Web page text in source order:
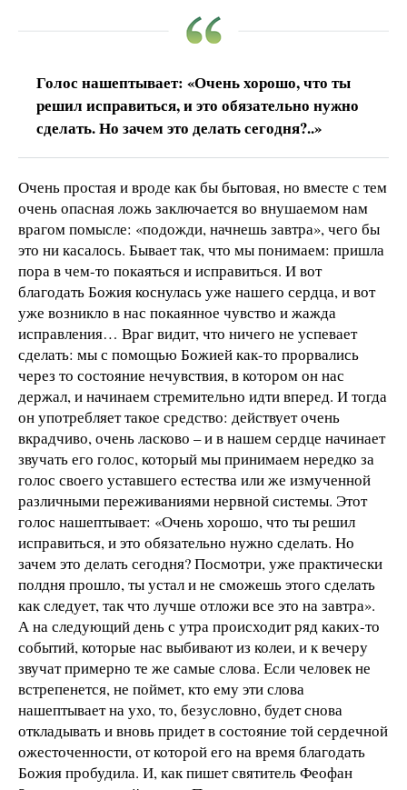
Голос нашептывает: «Очень хорошо, что ты
решил исправиться, и это обязательно нужно
сделать. Но зачем это делать сегодня?..»
Очень простая и вроде как бы бытовая, но вместе с тем
очень опасная ложь заключается во внушаемом нам
врагом помысле: «подожди, начнешь завтра», чего бы
это ни касалось. Бывает так, что мы понимаем: пришла
пора в чем-то покаяться и исправиться. И вот
благодать Божия коснулась уже нашего сердца, и вот
уже возникло в нас покаянное чувство и жажда
исправления… Враг видит, что ничего не успевает
сделать: мы с помощью Божией как-то прорвались
через то состояние нечувствия, в котором он нас
держал, и начинаем стремительно идти вперед. И тогда
он употребляет такое средство: действует очень
вкрадчиво, очень ласково – и в нашем сердце начинает
звучать его голос, который мы принимаем нередко за
голос своего уставшего естества или же измученной
различными переживаниями нервной системы. Этот
голос нашептывает: «Очень хорошо, что ты решил
исправиться, и это обязательно нужно сделать. Но
зачем это делать сегодня? Посмотри, уже практически
полдня прошло, ты устал и не сможешь этого сделать
как следует, так что лучше отложи все это на завтра».
А на следующий день с утра происходит ряд каких-то
событий, которые нас выбивают из колеи, и к вечеру
звучат примерно те же самые слова. Если человек не
встрепенется, не поймет, кто ему эти слова
нашептывает на ухо, то, безусловно, будет снова
откладывать и вновь придет в состояние той сердечной
ожесточенности, от которой его на время благодать
Божия пробудила. И, как пишет святитель Феофан